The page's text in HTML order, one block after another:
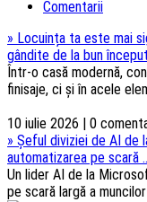
Comentarii
» Locuința ta este mai
gândite de la bun început
Într-o casă modernă,
finisaje, ci și în acele
10 iulie 2026 | 0
» Șeful diviziei de AI de
automatizarea pe scară
Un lider AI de la
pe scară largă a